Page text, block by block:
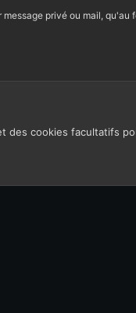
privé ou mail, qu'au
cookies facultatifs